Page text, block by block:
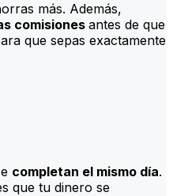
más. Además,
comisiones antes de que
que sepas exactamente
completan el mismo día.
que tu dinero se